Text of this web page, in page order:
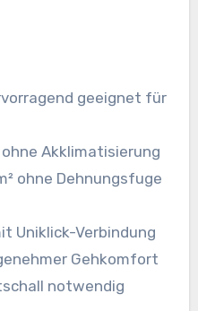
geeignet für
Akklimatisierung
ohne Dehnungsfuge
Uniklick-Verbindung
Gehkomfort
notwendig